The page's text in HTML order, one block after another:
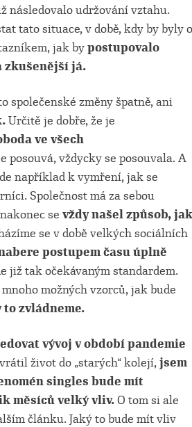
následovalo udržování vztahu.
tato situace, v době, kdy by byly o
jak bypostupovalo
já.
společenské změny špatně, ani
Určitě je dobře, že je
ve všech
posouvá, vždycky se posouvala. A
například k vymření, jak se
Společnost má za sebou
se vždy našel způsob, jak
se v době velkých sociálních
postupem času úplně
již tak očekávaným standardem.
možných vzorců, jak bude
to zvládneme.
vývoj v období pandemie
život do „starých“ kolejí,jsem
singles bude mít
měsíců velký vliv.O tom si ale
článku. Jaký to bude mít vliv